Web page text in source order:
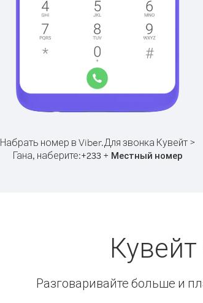
Набрать номер в Viber.Для звонка Кувейт >
Гана, наберите:+233+ Местный номер
Разговаривайте больше и